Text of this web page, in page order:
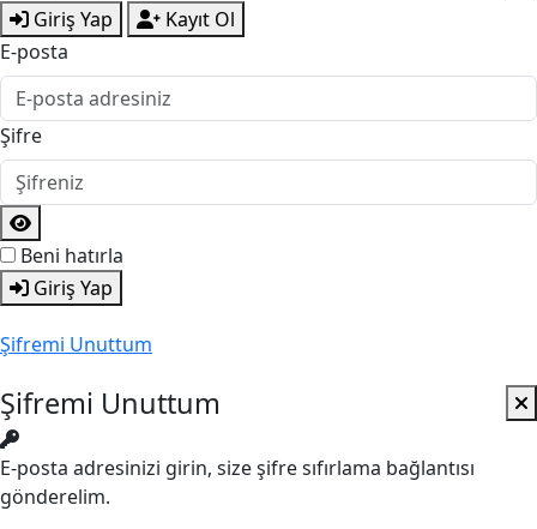
Giriş Yap
Kayıt Ol
E-posta
Şifre
Beni hatırla
Giriş Yap
Şifremi Unuttum
Şifremi Unuttum
E-posta adresinizi girin, size şifre sıfırlama bağlantısı
gönderelim.